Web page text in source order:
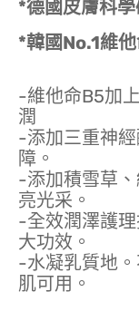
*德國皮膚科
*韓國No.1維
-維他命B5加
潤
-添加三重神
障。
-添加積雪草
亮光采。
-全效潤澤護
大功效。
-水凝乳質地
肌可用。